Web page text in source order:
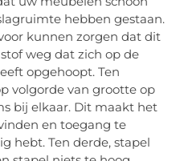
hebben gestaan.
kunnen zorgen dat dit
weg dat zich op de
opgehoopt. Ten
volgorde van grootte op
bij elkaar. Dit maakt het
en toegang te
hebt. Ten derde, stapel